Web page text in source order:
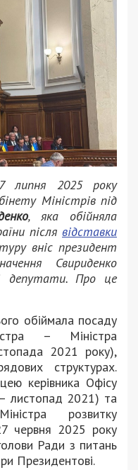
липня 2025 року
Міністрів під
, яка обійняла
після відставки
вніс президент
Свириденко
депутати. Про це
обіймала посаду
– Міністра
2021 року),
структурах.
керівника Офісу
листопад 2021) та
розвитку
червня 2025 року
Ради з питань
Президентові.